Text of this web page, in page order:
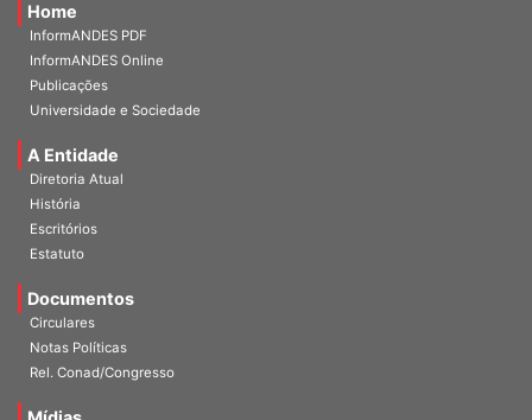
Home
InformANDES PDF
InformANDES Online
Publicações
A Entidade
Diretoria Atual
História
Escritórios
Documentos
Circulares
Notas Políticas